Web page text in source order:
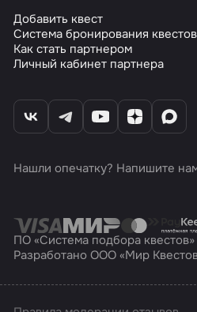
Добавить квест
Система бронирования
Как стать партнером
Личный кабинет партнера
Нашли опечатку? Напишите
ПО «Система подбора квестов»
Разработано ООО «Мир